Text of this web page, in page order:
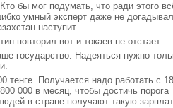
бы мог подумать, что ради этого
умный эксперт даже не
наступит
повторил вот и токаев не отстает
государство. Надеяться нужно
тенге. Получается надо работать с
000 в месяц, чтобы достичь порога
в стране получают такую